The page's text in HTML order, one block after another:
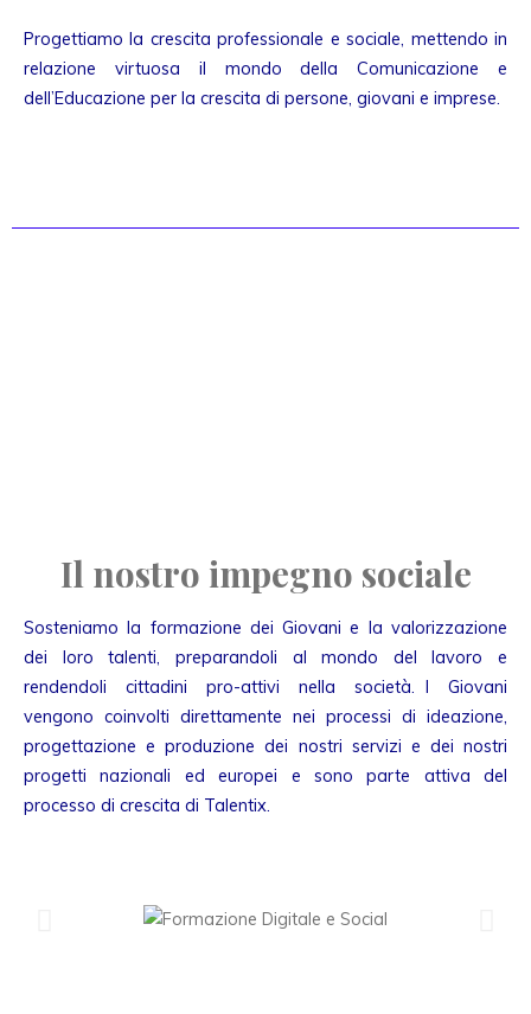
Progettiamo la crescita professionale e sociale, mettendo in
relazione virtuosa il mondo della Comunicazione e
dell’Educazione per la crescita di persone, giovani e imprese.
Il nostro impegno sociale
Sosteniamo la formazione dei Giovani e la valorizzazione
dei loro talenti, preparandoli al mondo del lavoro e
rendendoli cittadini pro-attivi nella società. I Giovani
vengono coinvolti direttamente nei processi di ideazione,
progettazione e produzione dei nostri servizi e dei nostri
progetti nazionali ed europei e sono parte attiva del
processo di crescita di Talentix.